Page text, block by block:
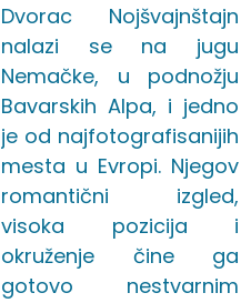
Dvorac Nojšvajnštajn
nalazi se na jugu
Nemačke, u podnožju
Bavarskih Alpa, i jedno
je od najfotografisanijih
mesta u Evropi. Njegov
romantični izgled,
visoka pozicija i
okruženje čine ga
gotovo nestvarnim